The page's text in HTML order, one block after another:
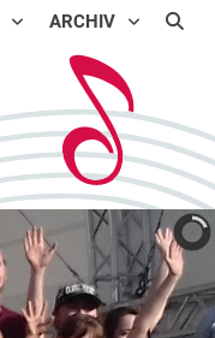
ARCHIV